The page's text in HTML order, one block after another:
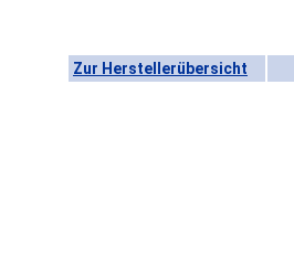
Zur Herstellerübersicht